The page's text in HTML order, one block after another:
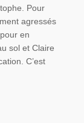
Pour
agressés
en
sol et Claire
C’est